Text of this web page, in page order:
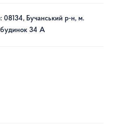
08134, Бучанський р-н, м.
будинок 34 А